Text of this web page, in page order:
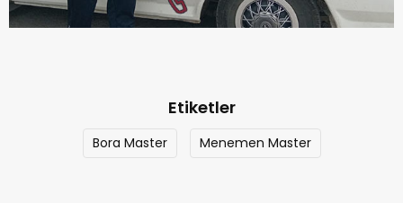
Etiketler
Bora Master Menemen Master